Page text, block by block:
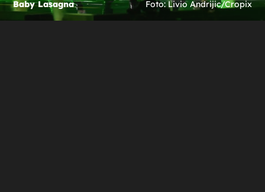
Baby Lasagna Foto: Livio Andrijic/Cropix